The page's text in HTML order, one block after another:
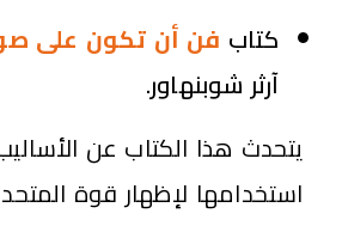
كتاب فن أن تكون على
آرثر شوبنهاور.
يتحدث هذا الكتاب عن
استخدامها لإظهار قوة